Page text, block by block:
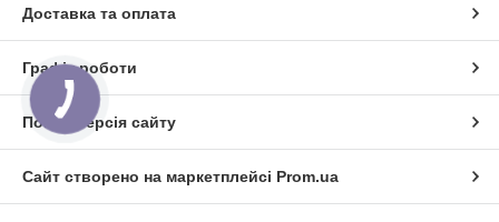
Доставка та оплата
Графік роботи
Повна версія сайту
Сайт створено на маркетплейсі Prom.ua